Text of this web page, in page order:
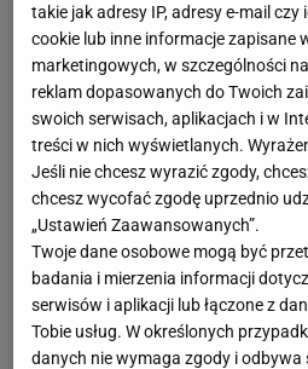
Smalec powstaje w wyniku
wieprzowego. W kuchni polskiej
zarówno do smarownaia
(pączków, faworków, a także
schabowych). Dzięki sporej
się z niego również doskonałe
Smalec - wartości
Wartość energetyczna
takie jak adresy IP, adresy e-mail
cookie lub inne informacje zapisane
marketingowych, w szczególności
reklam dopasowanych do Twoich
swoich serwisach, aplikacjach i w
treści w nich wyświetlanych.
Jeśli nie chcesz wyrazić zgody,
chcesz wycofać zgodę uprzednio
„Ustawień Zaawansowanych”.
Twoje dane osobowe mogą być
badania i mierzenia informacji
serwisów i aplikacji lub łączone z
Tobie usług. W określonych
danych nie wymaga zgody i odbywa